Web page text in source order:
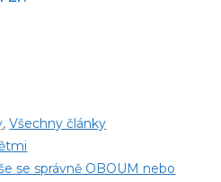
,Všechny články
se správně OBOUM nebo